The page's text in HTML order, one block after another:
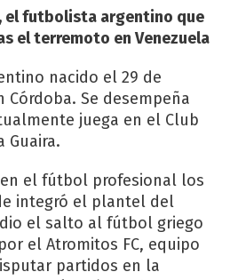
el futbolista argentino que
el terremoto en Venezuela
nacido el 29 de
Córdoba. Se desempeña
juega en el Club
Guaira.
el fútbol profesional los
integró el plantel del
dio el salto al fútbol griego
el Atromitos FC, equipo
partidos en la